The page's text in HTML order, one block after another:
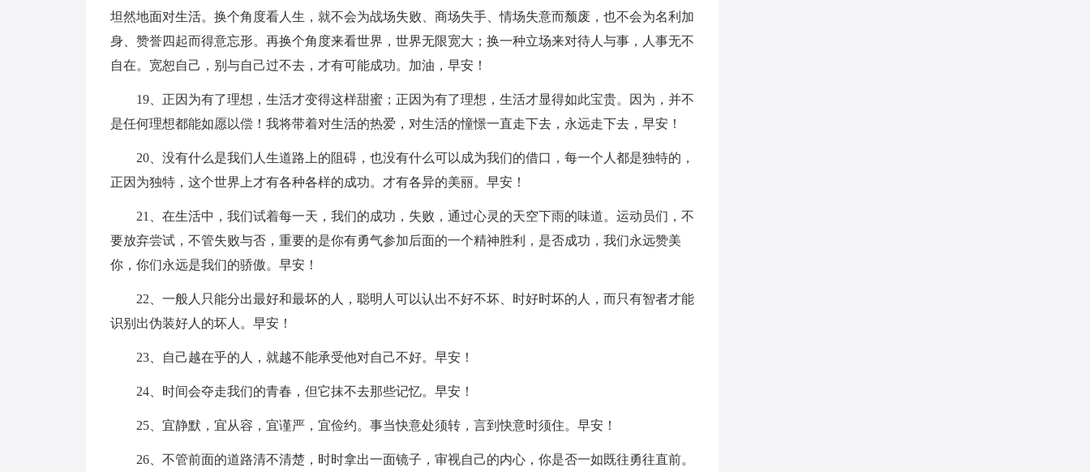
坦然地面对生活。换个角度看人生，就不会为战场失败、商场失手、情场失意而颓废，也不会为名利加
身、赞誉四起而得意忘形。再换个角度来看世界，世界无限宽大；换一种立场来对待人与事，人事无不
自在。宽恕自己，别与自己过不去，才有可能成功。加油，早安！
19、正因为有了理想，生活才变得这样甜蜜；正因为有了理想，生活才显得如此宝贵。因为，并不
是任何理想都能如愿以偿！我将带着对生活的热爱，对生活的憧憬一直走下去，永远走下去，早安！
20、没有什么是我们人生道路上的阻碍，也没有什么可以成为我们的借口，每一个人都是独特的，
正因为独特，这个世界上才有各种各样的成功。才有各异的美丽。早安！
21、在生活中，我们试着每一天，我们的成功，失败，通过心灵的天空下雨的味道。运动员们，不
要放弃尝试，不管失败与否，重要的是你有勇气参加后面的一个精神胜利，是否成功，我们永远赞美
你，你们永远是我们的骄傲。早安！
22、一般人只能分出最好和最坏的人，聪明人可以认出不好不坏、时好时坏的人，而只有智者才能
识别出伪装好人的坏人。早安！
23、自己越在乎的人，就越不能承受他对自己不好。早安！
24、时间会夺走我们的青春，但它抹不去那些记忆。早安！
25、宜静默，宜从容，宜谨严，宜俭约。事当快意处须转，言到快意时须住。早安！
26、不管前面的道路清不清楚，时时拿出一面镜子，审视自己的内心，你是否一如既往勇往直前。